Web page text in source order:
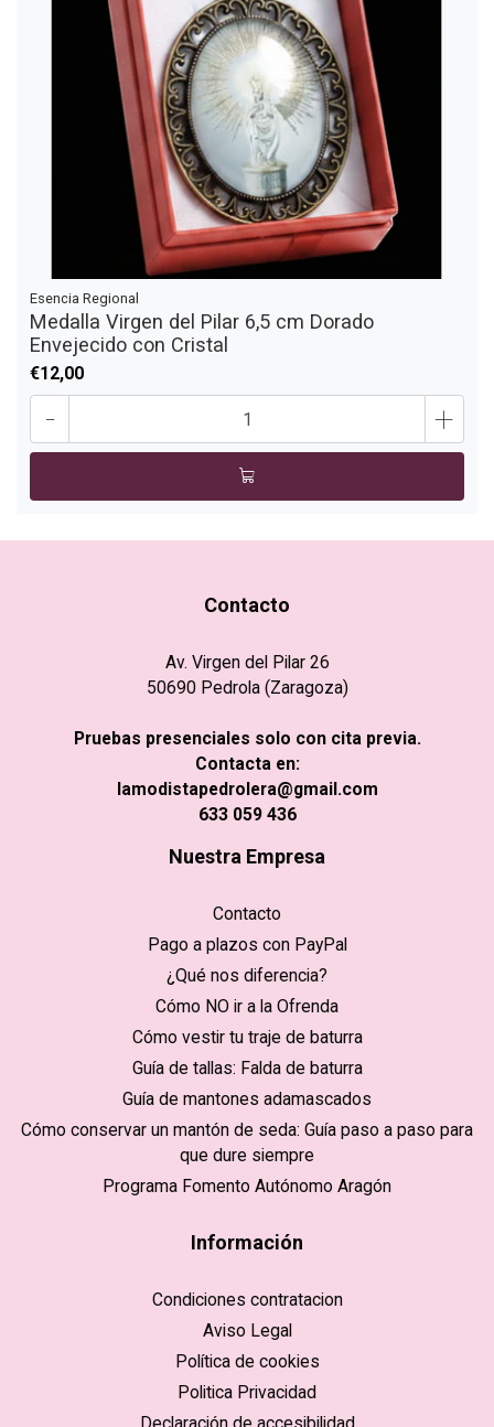
Esencia Regional
Medalla Virgen del Pilar 6,5 cm Dorado
Envejecido con Cristal
€12,00
- +
Contacto
Av. Virgen del Pilar 26
50690 Pedrola (Zaragoza)
Pruebas presenciales solo con cita previa.
Contacta en:
lamodistapedrolera@gmail.com
633 059 436
Nuestra Empresa
Contacto
Pago a plazos con PayPal
¿Qué nos diferencia?
Cómo NO ir a la Ofrenda
Cómo vestir tu traje de baturra
Guía de tallas: Falda de baturra
Guía de mantones adamascados
Cómo conservar un mantón de seda: Guía paso a paso para
que dure siempre
Programa Fomento Autónomo Aragón
Información
Condiciones contratacion
Aviso Legal
Política de cookies
Politica Privacidad